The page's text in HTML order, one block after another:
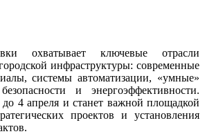
охватывает ключевые отрасли
инфраструктуры: современные
системы автоматизации, «умные»
и энергоэффективности.
4 апреля и станет важной площадкой
проектов и установления